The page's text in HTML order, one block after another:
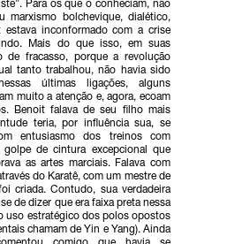
Para os que o conheciam, não
marxismo bolchevique, dialético,
inconformado com a crise
Mais do que isso, em suas
de fracasso, porque a revolução
tanto trabalhou, não havia sido
últimas ligações, alguns
muito a atenção e, agora, ecoam
Benoit falava de seu filho mais
teria, por influência sua, se
entusiasmo dos treinos com
de cintura excepcional que
as artes marciais. Falava com
do Karatê, com um mestre de
criada. Contudo, sua verdadeira
de dizer que era faixa preta nessa
uso estratégico dos polos opostos
chamam de Yin e Yang). Ainda